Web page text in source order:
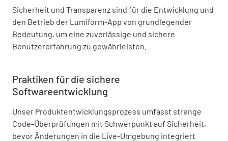
Sicherheit und Transparenz sind für die Entwicklung und
den Betrieb der Lumiform-App von grundlegender
Bedeutung, um eine zuverlässige und sichere
Benutzererfahrung zu gewährleisten.
Praktiken für die sichere
Softwareentwicklung
Unser Produktentwicklungsprozess umfasst strenge
Code-Überprüfungen mit Schwerpunkt auf Sicherheit,
bevor Änderungen in die Live-Umgebung integriert